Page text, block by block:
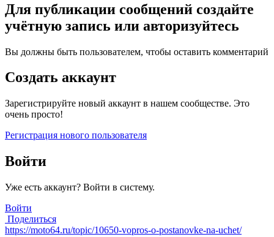
Для публикации сообщений создайте
учётную запись или авторизуйтесь
Вы должны быть пользователем, чтобы оставить комментарий
Создать аккаунт
Зарегистрируйте новый аккаунт в нашем сообществе. Это
очень просто!
Регистрация нового пользователя
Войти
Уже есть аккаунт? Войти в систему.
Войти
Поделиться
https://moto64.ru/topic/10650-vopros-o-postanovke-na-uchet/